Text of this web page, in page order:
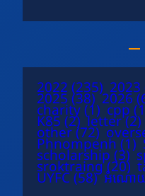
2022 (235) 2023
2025 (38) 2026
charity (1) cpp
K85 (2) letter (2)
other (72)
Phnompenh (1)
scholarship (3)
sroktraing (20)
UYFC (58) អំណោ